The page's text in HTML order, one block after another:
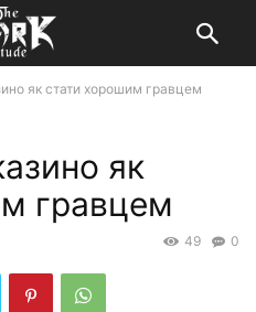
як стати хорошим гравцем
як
гравцем
0
49